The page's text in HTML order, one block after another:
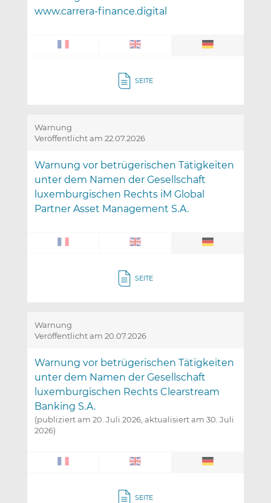
www.carrera-finance.digital
SEITE
Warnung
Veröffentlicht am 22.07.2026
Warnung vor betrügerischen Tätigkeiten
unter dem Namen der Gesellschaft
luxemburgischen Rechts iM Global
Partner Asset Management S.A.
SEITE
Warnung
Veröffentlicht am 20.07.2026
Warnung vor betrügerischen Tätigkeiten
unter dem Namen der Gesellschaft
luxemburgischen Rechts Clearstream
Banking S.A.
(publiziert am 20. Juli 2026, aktualisiert am 30. Juli
2026)
SEITE